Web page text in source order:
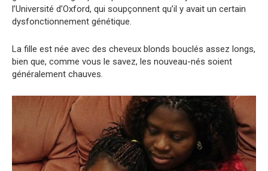
l’Université d’Oxford, qui soupçonnent qu’il y avait un certain
dysfonctionnement génétique.
La fille est née avec des cheveux blonds bouclés assez longs,
bien que, comme vous le savez, les nouveau-nés soient
généralement chauves.